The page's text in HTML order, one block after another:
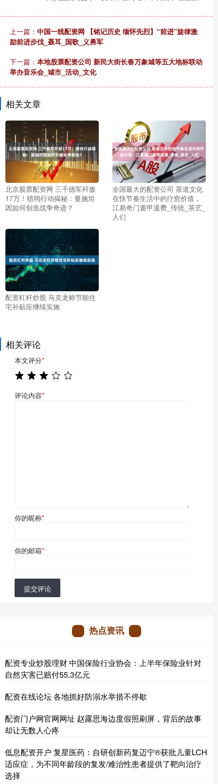
上一篇： 中国一线配资网 【铭记历史 缅怀先烈】“前进”旋律激
励前进步伐_聂耳_国歌_义勇军
下一篇： 本地股票配资公司 新民大街长春万象城等五大地标联动
举办音乐会_城市_活动_文化
相关文章
北京股票配资网 三千德军歼敌
17万！猎鸨行动揭秘：曼施坦
因如何创造战争奇迹？
全国最大的配资公司 茶道文化
在快节奏生活中的疗愈价值，
江易奇门遁甲退费_传统_茶艺_
人们
配资杠杆炒股 马克龙称节能住
宅补贴应继续实施
相关评论
本文评分*
评论内容*
你的昵称*
你的邮箱*
提交评论
热点资讯
配资专业炒股理财 中国保险行业协会：上半年保险业针对
自然灾害已赔付55.3亿元
配资在线论坛 各地抓好防溺水举措不停歇
配资门户网官网网址 赵露思海边度假照刷屏，背后的故事
却让无数人心疼
低息配资开户 复星医药：自研创新药复迈宁®获批儿童LCH
适应症，为不同年龄段的复发/难治性患者提供了靶向治疗
选择